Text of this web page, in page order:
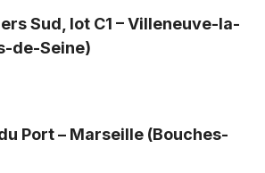
Sud, lot C1 – Villeneuve-la-
de-Seine)
Port – Marseille (Bouches-